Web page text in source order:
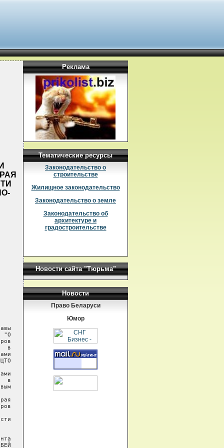
"О
в
в
Реклама
Тематические ресурсы
Законодательство о
строительстве
Жилищное законодательство
Законодательство о земле
Законодательство об
архитектуре и
градостроительстве
Новости сайта "Тюрьма"
Новости
Право Беларуси
Юмор